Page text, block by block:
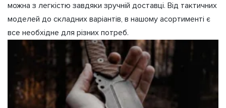
можна з легкістю завдяки зручній доставці. Від тактичних
моделей до складних варіантів, в нашому асортименті є
все необхідне для різних потреб.